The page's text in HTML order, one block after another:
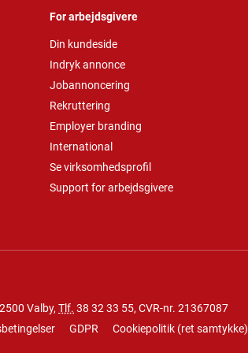
For arbejdsgivere
Din kundeside
Indryk annonce
Jobannoncering
Rekruttering
Employer branding
International
Se virksomhedsprofil
Support for arbejdsgivere
Valby, Tlf. 38 32 33 55, CVR-nr. 21367087
GDPR Cookiepolitik (ret samtykke)